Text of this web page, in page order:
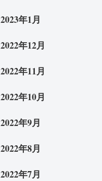
2023年1月
2022年12月
2022年11月
2022年10月
2022年9月
2022年8月
2022年7月